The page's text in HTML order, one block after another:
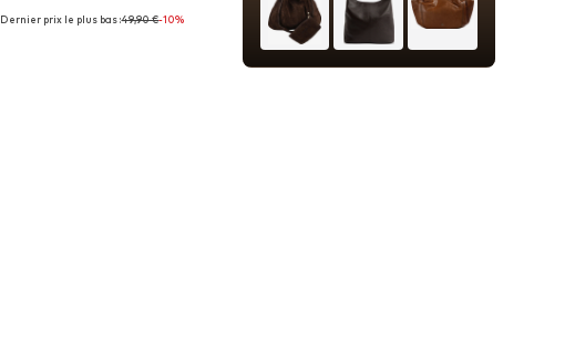
Tailles disponibles: One Size
Dernier prix le plus bas :49,90 €-10%